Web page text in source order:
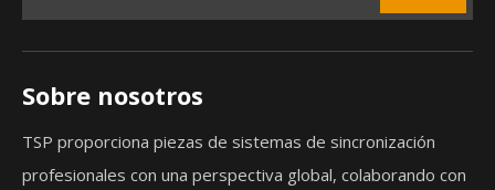
Sobre nosotros
TSP proporciona piezas de sistemas de sincronización
profesionales con una perspectiva global, colaborando con